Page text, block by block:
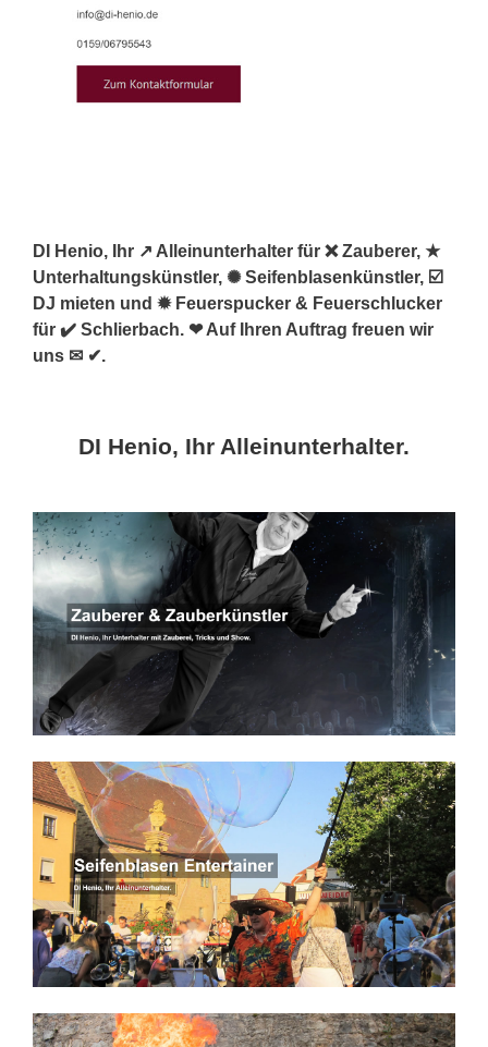
DI Henio, Ihr ↗️ Alleinunterhalter für ❌ Zauberer, ★
Unterhaltungskünstler, ✺ Seifenblasenkünstler, ☑️
DJ mieten und ✹ Feuerspucker & Feuerschlucker
für ✔️ Schlierbach. ❤ Auf Ihren Auftrag freuen wir
uns ✉ ✔.
DI Henio, Ihr Alleinunterhalter.